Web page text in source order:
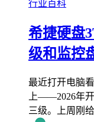
行业百科
希捷硬盘
级和监控
最近打开电脑
上——2026年
三级。上周刚